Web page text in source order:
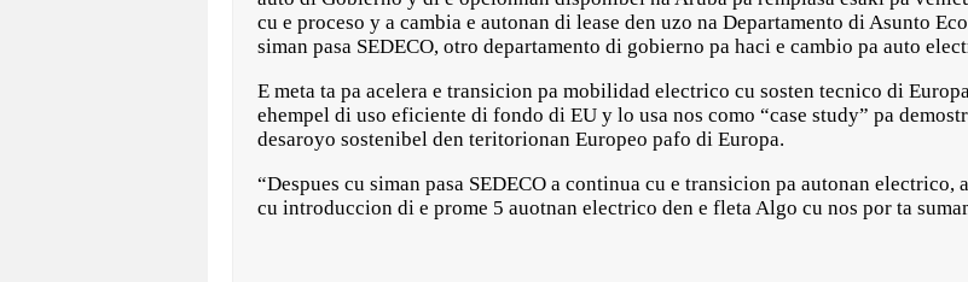
cu e proceso y a cambia e autonan di lease den uzo na Departamento di Asunto
siman pasa SEDECO, otro departamento di gobierno pa haci e cambio pa auto
E meta ta pa acelera e transicion pa mobilidad electrico cu sosten tecnico di
ehempel di uso eficiente di fondo di EU y lo usa nos como “case study” pa
desaroyo sostenibel den teritorionan Europeo pafo di Europa.
“Despues cu siman pasa SEDECO a continua cu e transicion pa autonan electrico,
cu introduccion di e prome 5 auotnan electrico den e fleta Algo cu nos por ta